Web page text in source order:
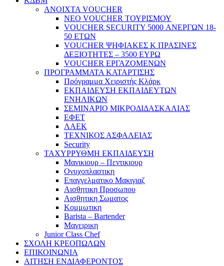
ΑΝΟΙΧΤΑ VOUCHER
ΝΕΟ VOUCHER ΤΟΥΡΙΣΜΟΥ
VOUCHER SECURITY 5000 ΑΝΕΡΓΩΝ 18-
50 ΕΤΩΝ
VOUCHER ΨΗΦΙΑΚΕΣ Κ ΠΡΑΣΙΝΕΣ
ΔΕΞΙΟΤΗΤΕΣ – 3500 ΕΥΡΩ
VOUCHER ΕΡΓΑΖΟΜΕΝΩΝ
ΠΡΟΓΡΑΜΜΑΤΑ ΚΑΤΑΡΤΙΣΗΣ
Πρόγραμμα Χειριστής Κλάρκ
ΕΚΠΑΙΔΕΥΣΗ ΕΚΠΑΙΔΕΥΤΩΝ
ΕΝΗΛΙΚΩΝ
ΣΕΜΙΝΑΡΙΟ ΜΙΚΡΟΔΙΔΑΣΚΑΛΙΑΣ
ΕΦΕΤ
ΛΑΕΚ
ΤΕΧΝΙΚΟΣ ΑΣΦΑΛΕΙΑΣ
Security
ΤΑΧΥΡΡΥΘΜΗ ΕΚΠΑΙΔΕΥΣΗ
Μανικιουρ – Πεντικιουρ
Ονυχοπλαστικη
Επαγγελματικο Μακιγιαζ
Αισθητικη Προσωπου
Αισθητικη Σωματος
Κομμωτικη
Barista – Bartender
Μαγειρικη
Junior Class Chef
ΣΧΟΛΗ ΚΡΕΟΠΩΛΩΝ
ΕΠΙΚΟΙΝΩΝΙΑ
ΑΙΤΗΣΗ ΕΝΔΙΑΦΕΡΟΝΤΟΣ